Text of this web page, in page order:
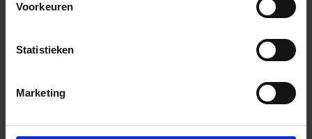
Voorkeuren
Statistieken
Marketing